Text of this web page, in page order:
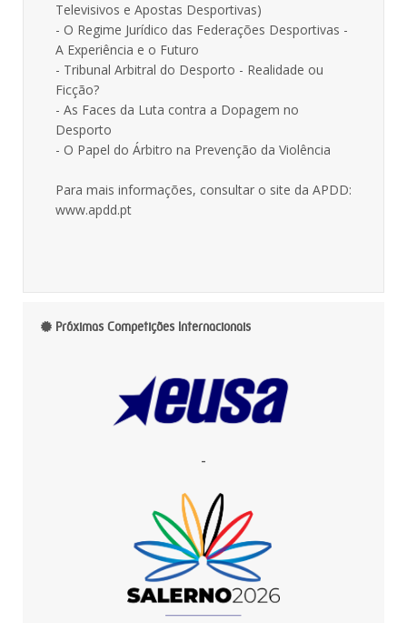
Televisivos e Apostas Desportivas)
- O Regime Jurídico das Federações Desportivas -
A Experiência e o Futuro
- Tribunal Arbitral do Desporto - Realidade ou
Ficção?
- As Faces da Luta contra a Dopagem no
Desporto
- O Papel do Árbitro na Prevenção da Violência
Para mais informações, consultar o site da APDD:
www.apdd.pt
Próximas Competições Internacionais
-